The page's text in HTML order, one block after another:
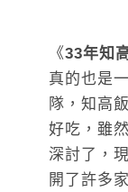
《33年知
真的也是
隊，知高
好吃，雖
深討了，
開了許多